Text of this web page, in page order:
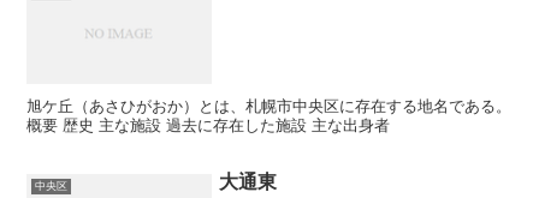
旭ケ丘（あさひがおか）とは、札幌市中央区に存在する地名である。
概要 歴史 主な施設 過去に存在した施設 主な出身者
中央区 大通東